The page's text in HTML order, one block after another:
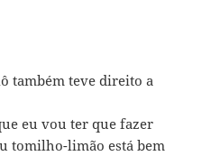
também teve direito a
eu vou ter que fazer
tomilho-limão está bem